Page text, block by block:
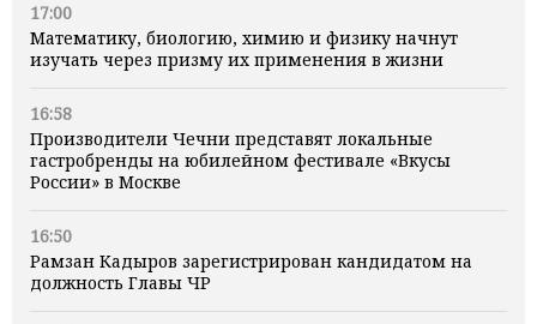
17:00
Математику, биологию, химию и физику начнут
изучать через призму их применения в жизни
16:58
Производители Чечни представят локальные
гастробренды на юбилейном фестивале «Вкусы
России» в Москве
16:50
Рамзан Кадыров зарегистрирован кандидатом на
должность Главы ЧР